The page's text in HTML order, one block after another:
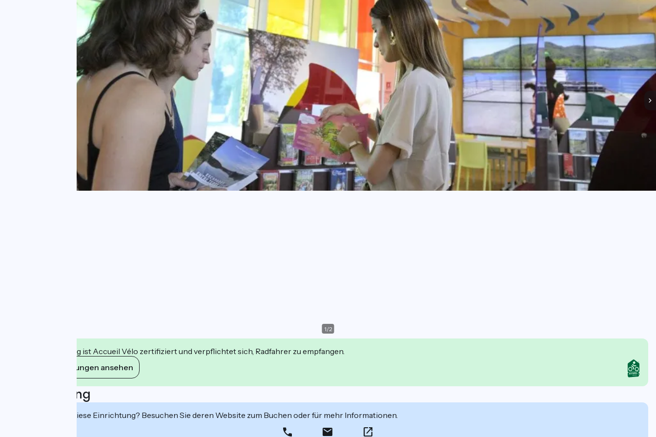
1/2
Diese Einrichtung ist Accueil Vélo zertifiziert und verpflichtet sich, Radfahrer zu empfangen.
Ihre Verpflichtungen ansehen
Beschreibung
Interessiert Sie diese Einrichtung? Besuchen Sie deren Website zum Buchen oder für mehr Informationen.